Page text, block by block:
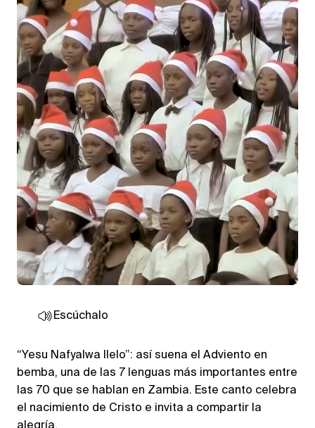
Escúchalo
“Yesu Nafyalwa Ilelo”: así suena el Adviento en
bemba, una de las 7 lenguas más importantes entre
las 70 que se hablan en Zambia. Este canto celebra
el nacimiento de Cristo e invita a compartir la